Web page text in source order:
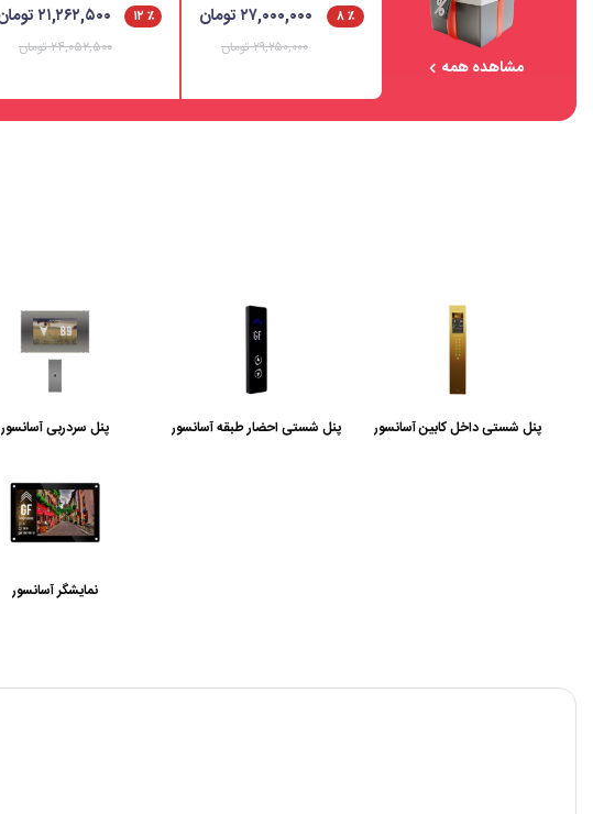
پنل شستی بالابری
تلفن و آیفون آسانسور
مشاهده همه
٪ ۸ ۲۷,۰۰۰,۰۰۰ تومان
۲۹,۲۵۰,۰۰۰ تومان
٪ ۱۲ ۲۱,۲۶۲,۵۰۰ تومان
۲۴,۰۵۲,۵۰۰ تومان
پنل شستی داخل کابین آسانسور پنل شستی احضار طبقه آسانسور پنل سردربی آسانسور
نمایشگر آسانسور